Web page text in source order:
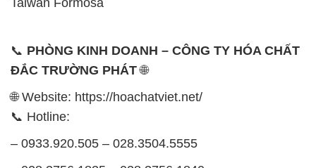
🌐 Website: https://hoachatviet.net/
– 0933.920.505 – 028.3504.5555
028.3756.1841- 028.3756.1842
0902.765.866